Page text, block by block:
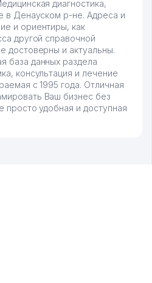
диагностика,
в Денауском р-не. Адреса и
и ориентиры, как
другой справочной
достоверны и актуальны.
база данных раздела
консультация и лечение
с 1995 года. Отличная
Ваш бизнес без
просто удобная и доступная